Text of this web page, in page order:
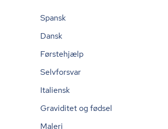
Spansk
Dansk
Førstehjælp
Selvforsvar
Italiensk
Graviditet og fødsel
Maleri